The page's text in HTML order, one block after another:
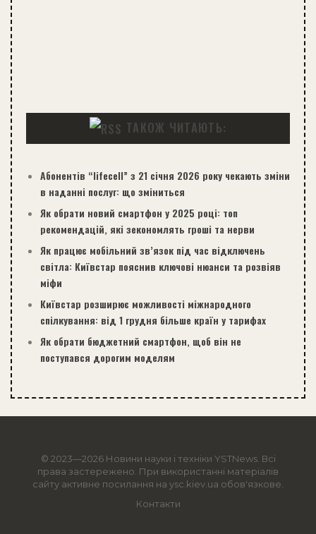
ТАКОЖ ЧИТАЮТЬ:
Абонентів “lifecell” з 21 січня 2026 року чекають зміни
в наданні послуг: що зміниться
Як обрати новий смартфон у 2025 році: топ
рекомендацій, які зекономлять гроші та нерви
Як працює мобільний зв’язок під час відключень
світла: Київстар пояснив ключові нюанси та розвіяв
міфи
Київстар розширює можливості міжнародного
спілкування: від 1 грудня більше країн у тарифах
Як обрати бюджетний смартфон, щоб він не
поступався дорогим моделям
© 2023—2026 Новини науки і техніки YSTNews. Всі
права застережено. При використанні матеріалів
сайту активне посилання на ysc.kiev.ua обов'язкове.
Контакти